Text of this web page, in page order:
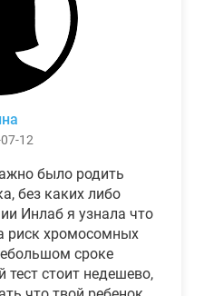
12
было родить
без каких либо
Инлаб я узнала что
риск хромосомных
сроке
стоит недешево,